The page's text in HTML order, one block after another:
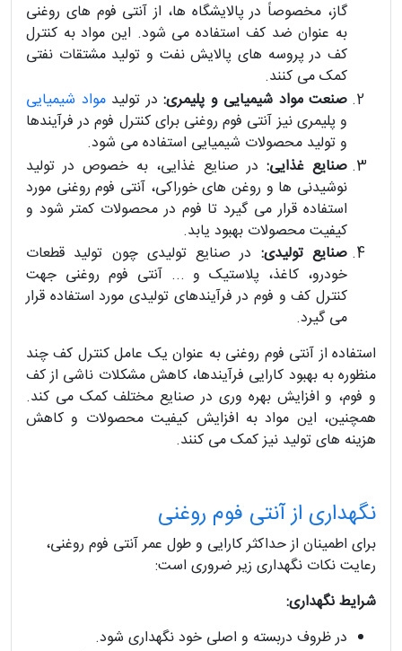
گاز، مخصوصاً در پالایشگاه ها، از آنتی فوم های روغنی
به عنوان ضد کف استفاده می شود. این مواد به کنترل
کف در پروسه های پالایش نفت و تولید مشتقات نفتی
کمک می کنند.
صنعت مواد شیمیایی و پلیمری: در تولیدمواد شیمیایی
و پلیمری نیز آنتی فوم روغنی برای کنترل فوم در فرآیندها
و تولید محصولات شیمیایی استفاده می شود.
صنایع غذایی: در صنایع غذایی، به خصوص در تولید
نوشیدنی ها و روغن های خوراکی، آنتی فوم روغنی مورد
استفاده قرار می گیرد تا فوم در محصولات کمتر شود و
کیفیت محصولات بهبود یابد.
صنایع تولیدی: در صنایع تولیدی چون تولید قطعات
خودرو، کاغذ، پلاستیک و ... آنتی فوم روغنی جهت
کنترل کف و فوم در فرآیندهای تولیدی مورد استفاده قرار
می گیرد.
استفاده از آنتی فوم روغنی به عنوان یک عامل کنترل کف چند
منظوره به بهبود کارایی فرآیندها، کاهش مشکلات ناشی از کف
و فوم، و افزایش بهره وری در صنایع مختلف کمک می کند.
همچنین، این مواد به افزایش کیفیت محصولات و کاهش
هزینه های تولید نیز کمک می کنند.
نگهداری از آنتی فوم روغنی
برای اطمینان از حداکثر کارایی و طول عمر آنتی فوم روغنی،
رعایت نکات نگهداری زیر ضروری است:
شرایط نگهداری:
در ظروف دربسته و اصلی خود نگهداری شود.